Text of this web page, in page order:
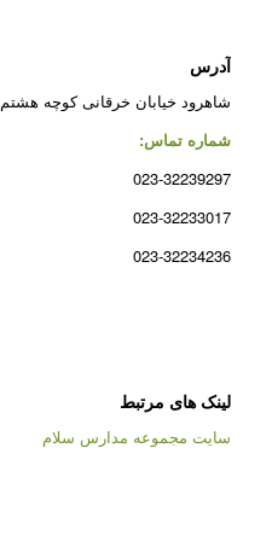
آدرس
شاهرود خیابان خرقانی کوچه هشتم
شماره تماس:
023-32239297
023-32233017
023-32234236
لینک های مرتبط
سایت مجموعه مدارس سلام